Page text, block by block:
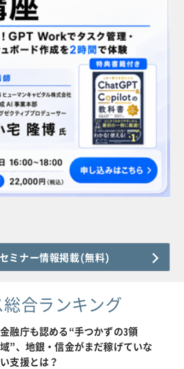
ミナー情報掲載(無料)
合ランキング
金融庁も認める“手つかずの3領
域”、地銀・信金がまだ稼げていな
い支援とは？